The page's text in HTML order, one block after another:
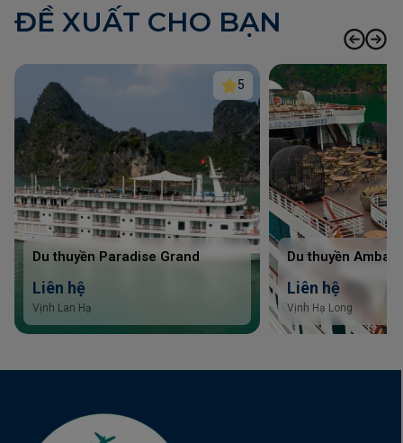
ĐỀ XUẤT CHO BẠN
5
Du thuyền Paradise Grand
Liên hệ
Vịnh Lan Hạ
Du thuyền
Liên hệ
Vịnh Hạ Long